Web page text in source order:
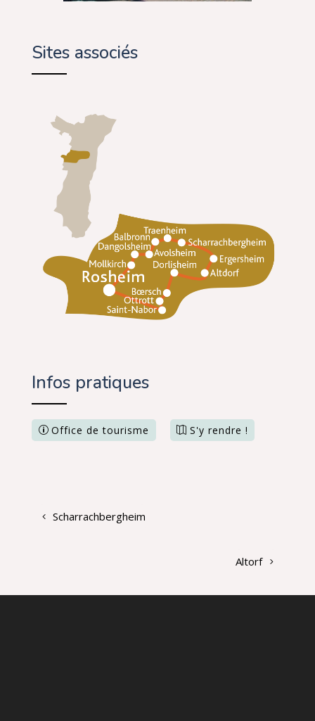
Sites associés
Infos pratiques
Office de tourisme S'y rendre !
Scharrachbergheim
Altorf